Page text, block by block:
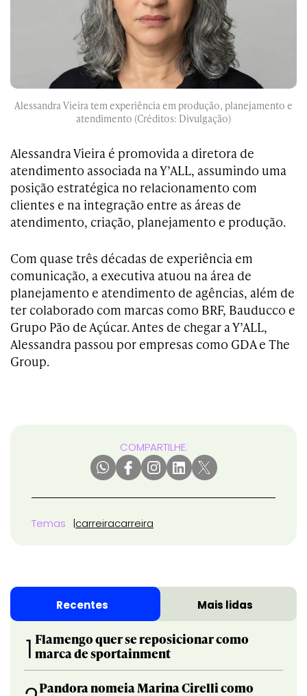
Alessandra Vieira tem experiência em produção, planejamento e
atendimento (Créditos: Divulgação)
Alessandra Vieira é promovida a diretora de
atendimento associada na Y’ALL, assumindo uma
posição estratégica no relacionamento com
clientes e na integração entre as áreas de
atendimento, criação, planejamento e produção.
Com quase três décadas de experiência em
comunicação, a executiva atuou na área de
planejamento e atendimento de agências, além de
ter colaborado com marcas como BRF, Bauducco e
Grupo Pão de Açúcar. Antes de chegar a Y’ALL,
Alessandra passou por empresas como GDA e The
Group.
COMPARTILHE:
Temas carreiracarreira
Recentes Mais lidas
1 Flamengo quer se reposicionar como
marca de sportainment
Pandora nomeia Marina Cirelli como